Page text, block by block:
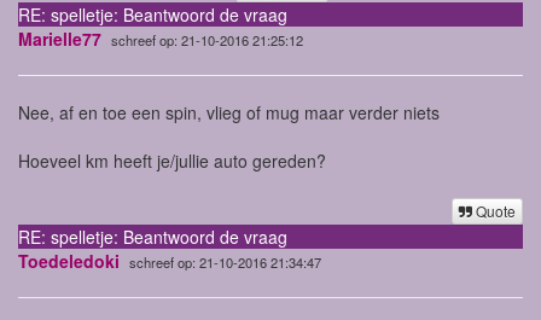
RE: spelletje: Beantwoord de vraag
Marielle77 schreef op: 21-10-2016 21:25:12
Nee, af en toe een spin, vlieg of mug maar verder niets
Hoeveel km heeft je/jullie auto gereden?
Quote
RE: spelletje: Beantwoord de vraag
Toedeledoki schreef op: 21-10-2016 21:34:47